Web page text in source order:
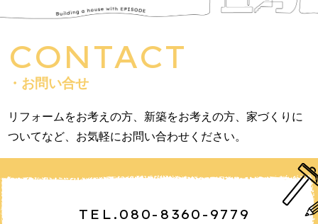
CONTACT
・お問い合せ
リフォームをお考えの方、新築をお考えの方、家づくりに
ついてなど、お気軽にお問い合わせください。
TEL.080-8360-9779